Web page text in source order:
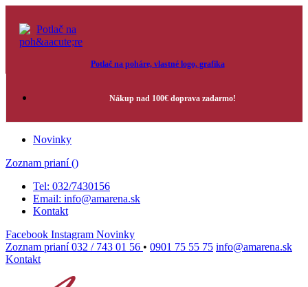
Potlač na poháre, vlastné logo, grafika
Nákup nad 100€ doprava zadarmo!
Novinky
Zoznam prianí ()
Tel: 032/7430156
Email: info@amarena.sk
Kontakt
Facebook Instagram Novinky
Zoznam prianí 032 / 743 01 56 • 0901 75 55 75 info@amarena.sk
Kontakt